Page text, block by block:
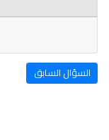
السؤال السابق